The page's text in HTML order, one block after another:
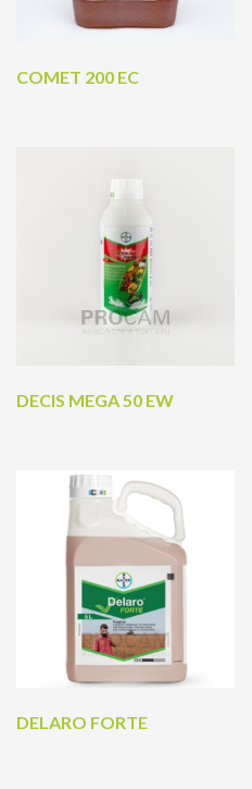
COMET 200 EC
DECIS MEGA 50 EW
DELARO FORTE